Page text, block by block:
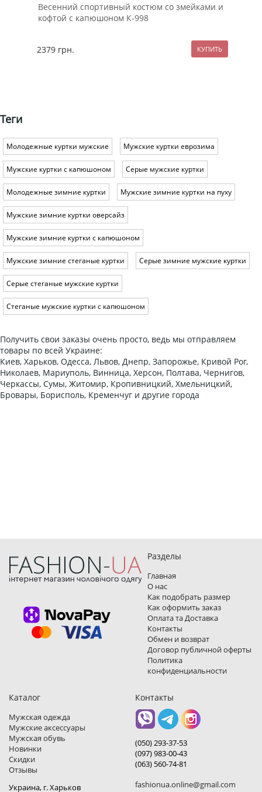
Весенний спортивный костюм со змейками и
кофтой с капюшоном К-998
2379 грн.
Теги
Молодежные куртки мужские Мужские куртки еврозима
Мужские куртки с капюшоном Серые мужские куртки
Молодежные зимние куртки Мужские зимние куртки на пуху
Мужские зимние куртки оверсайз
Мужские зимние куртки с капюшоном
Мужские зимние стеганые куртки Серые зимние мужские куртки
Серые стеганые мужские куртки
Стеганые мужские куртки с капюшоном
Получить свои заказы очень просто, ведь мы отправляем
товары по всей Украине:
Киев, Харьков, Одесса, Львов, Днепр, Запорожье, Кривой Рог,
Николаев, Мариуполь, Винница, Херсон, Полтава, Чернигов,
Черкассы, Сумы, Житомир, Кропивницкий, Хмельницкий,
Бровары, Борисполь, Кременчуг и другие города
Разделы
Главная
О нас
Как подобрать размер
Как оформить заказ
Оплата та Доставка
Контакты
Обмен и возврат
Договор публичной оферты
Политика
конфиденциальности
Каталог
Мужская одежда
Мужские аксессуары
Мужская обувь
Новинки
Скидки
Отзывы
Украина, г. Харьков
Контакты
(050) 293-37-53
(097) 983-00-43
(063) 560-74-81
fashionua.online@gmail.com